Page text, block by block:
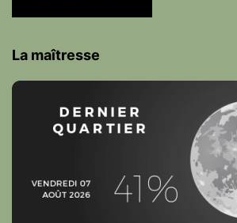
La maîtresse